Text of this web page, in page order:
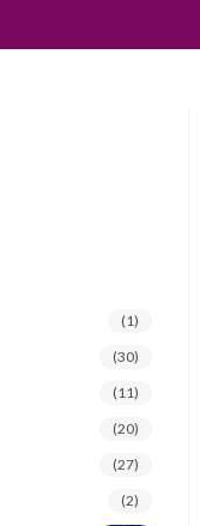
(1)
(30)
(11)
(20)
(27)
(2)